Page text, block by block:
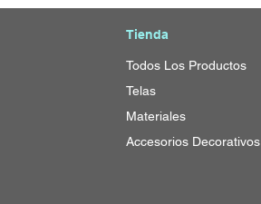
Tienda
Todos Los Productos
Telas
Materiales
Accesorios Decorativos